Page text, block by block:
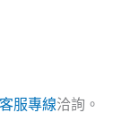
服專線洽詢。